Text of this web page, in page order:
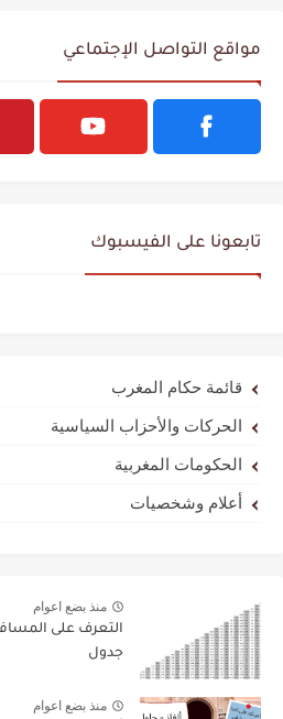
مواقع التواصل الإجتماعي
تابعونا على الفيسبوك
قائمة حكام المغرب
الحركات والأحزاب السياسية
الحكومات المغربية
أعلام وشخصيات
منذ بضع اعوام
التعرف على
جدول
منذ بضع اعوام